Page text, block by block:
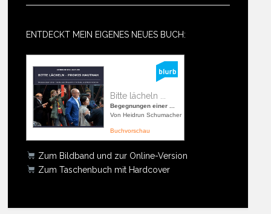
ENTDECKT MEIN EIGENES NEUES BUCH:
Bitte lächeln ...
Begegnungen einer ...
Von Heidrun Schumacher
Buchvorschau
Zum Bildband und zur Online-Version
Zum Taschenbuch mit Hardcover